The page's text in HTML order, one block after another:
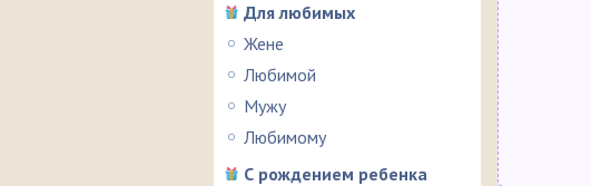
Для любимых
Жене
Любимой
Мужу
Любимому
С рождением ребенка